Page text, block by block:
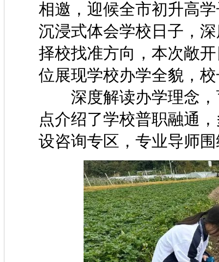
相邀，迎候全市初
沉浸式体会学校日子，
择校找准方向，本次敞
位展现学校办学全貌
深度解读办学理念，
点介绍了学校普职融通
设咨询专区，专业导师